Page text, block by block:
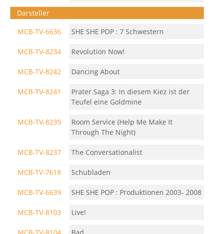
Darsteller
MCB-TV-6636
SHE SHE POP : 7 Schwestern
MCB-TV-8234 Revolution Now!
MCB-TV-8242 Dancing About
MCB-TV-8241
Prater Saga 3: In diesem Kiez ist der
Teufel eine Goldmine
MCB-TV-8239
Room Service (Help Me Make It
Through The Night)
MCB-TV-8237 The Conversationalist
MCB-TV-7618 Schubladen
MCB-TV-6639 SHE SHE POP : Produktionen 2003- 2008
MCB-TV-8103 Live!
MCB-TV-8104 Bad